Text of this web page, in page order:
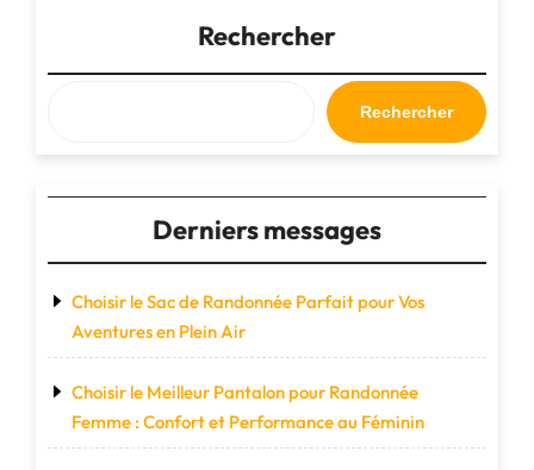
Valises
Cabine
pour
Voyager
Léger
Rechercher
Rechercher
Derniers messages
Choisir le Sac de Randonnée Parfait pour Vos
Aventures en Plein Air
Choisir le Meilleur Pantalon pour Randonnée
Femme : Confort et Performance au Féminin